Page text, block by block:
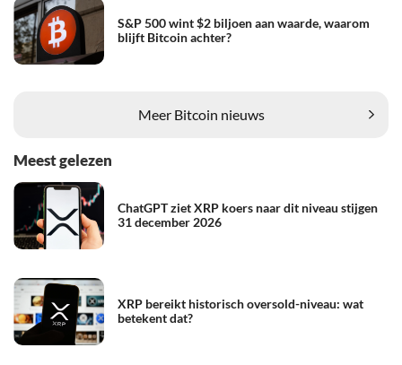
S&P 500 wint $2 biljoen aan waarde, waarom
blijft Bitcoin achter?
Meer Bitcoin nieuws
Meest gelezen
ChatGPT ziet XRP koers naar dit niveau stijgen
31 december 2026
XRP bereikt historisch oversold-niveau: wat
betekent dat?